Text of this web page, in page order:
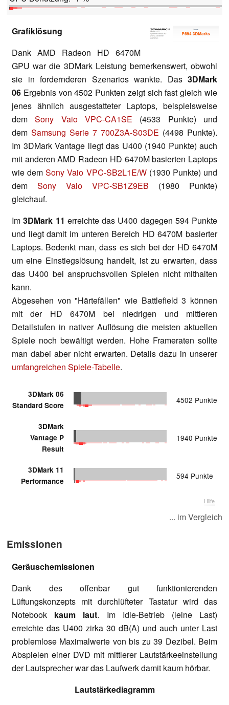
Grafiklösung
Dank AMD Radeon HD 6470M
GPU war die 3DMark Leistung bemerkenswert, obwohl
sie in fordernderen Szenarios wankte. Das 3DMark
06 Ergebnis von 4502 Punkten zeigt sich fast gleich wie
jenes ähnlich ausgestatteter Laptops, beispielsweise
demSony Vaio VPC-CA1SE (4533 Punkte) und
dem Samsung Serie 7 700Z3A-S03DE (4498 Punkte).
Im 3DMark Vantage liegt das U400 (1940 Punkte) auch
mit anderen AMD Radeon HD 6470M basierten Laptops
wie demSony Vaio VPC-SB2L1E/W(1930 Punkte) und
dem Sony Vaio VPC-SB1Z9EB (1980 Punkte)
gleichauf.
Im3DMark 11 erreichte das U400 dagegen 594 Punkte
und liegt damit im unteren Bereich HD 6470M basierter
Laptops. Bedenkt man, dass es sich bei der HD 6470M
um eine Einstiegslösung handelt, ist zu erwarten, dass
das U400 bei anspruchsvollen Spielen nicht mithalten
kann.
Abgesehen von "Härtefällen" wie Battlefield 3 können
mit der HD 6470M bei niedrigen und mittleren
Detailstufen in nativer Auflösung die meisten aktuellen
Spiele noch bewältigt werden. Hohe Frameraten sollte
man dabei aber nicht erwarten. Details dazu in unserer
umfangreichen Spiele-Tabelle.
3DMark 06
Standard Score
4502 Punkte
3DMark
Vantage P
Result
1940 Punkte
3DMark 11
Performance
594 Punkte
Hilfe
... im Vergleich
Emissionen
Geräuschemissionen
Dank des offenbar gut funktionierenden
Lüftungskonzepts mit durchlüfteter Tastatur wird das
Notebook kaum laut. Im Idle-Betrieb (leine Last)
erreichte das U400 zirka 30 dB(A) und auch unter Last
problemlose Maximalwerte von bis zu 39 Dezibel. Beim
Abspielen einer DVD mit mittlerer Lautstärkeeinstellung
der Lautsprecher war das Laufwerk damit kaum hörbar.
Lautstärkediagramm